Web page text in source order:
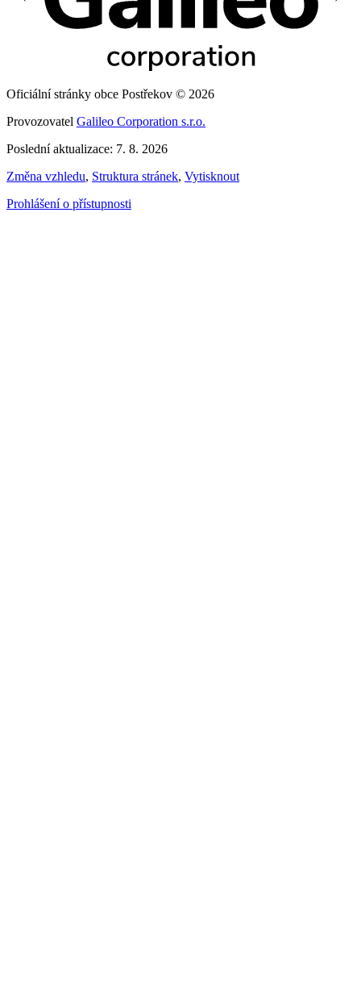
Oficiální stránky obce Postřekov © 2026
Provozovatel Galileo Corporation s.r.o.
Poslední aktualizace: 7. 8. 2026
Změna vzhledu, Struktura stránek, Vytisknout
Prohlášení o přístupnosti